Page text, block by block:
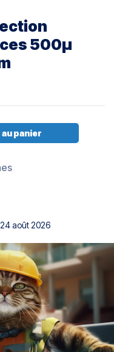
500µ
panier
août 2026